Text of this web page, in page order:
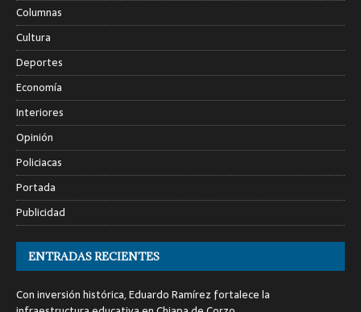
Columnas
Cultura
Deportes
Economía
Interiores
Opinión
Policiacas
Portada
Publicidad
ENTRADAS RECIENTES
Con inversión histórica, Eduardo Ramírez fortalece la